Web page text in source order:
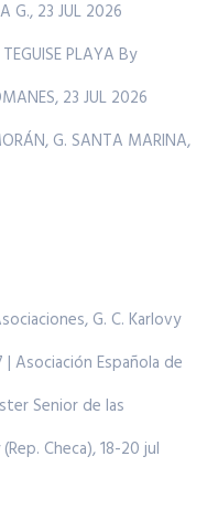
G., 23 JUL 2026
PLAYA By
23 JUL 2026
G. SANTA MARINA,
G. C. Karlovy
| Asociación Española de
Senior de las
Checa), 18-20 jul